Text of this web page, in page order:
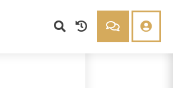
Over ons